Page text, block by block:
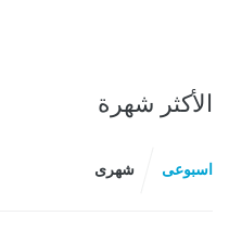
الأكثر شهرة
اسبوعى شهرى